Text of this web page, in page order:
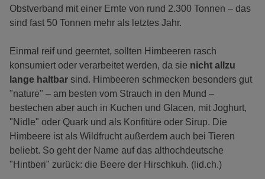
Obstverband mit einer Ernte von rund 2.300 Tonnen – das
sind fast 50 Tonnen mehr als letztes Jahr.
Einmal reif und geerntet, sollten Himbeeren rasch
konsumiert oder verarbeitet werden, da sie nicht allzu
lange haltbar sind. Himbeeren schmecken besonders gut
"nature" – am besten vom Strauch in den Mund –
bestechen aber auch in Kuchen und Glacen, mit Joghurt,
"Nidle" oder Quark und als Konfitüre oder Sirup. Die
Himbeere ist als Wildfrucht außerdem auch bei Tieren
beliebt. So geht der Name auf das althochdeutsche
"Hintberi" zurück: die Beere der Hirschkuh. (lid.ch.)